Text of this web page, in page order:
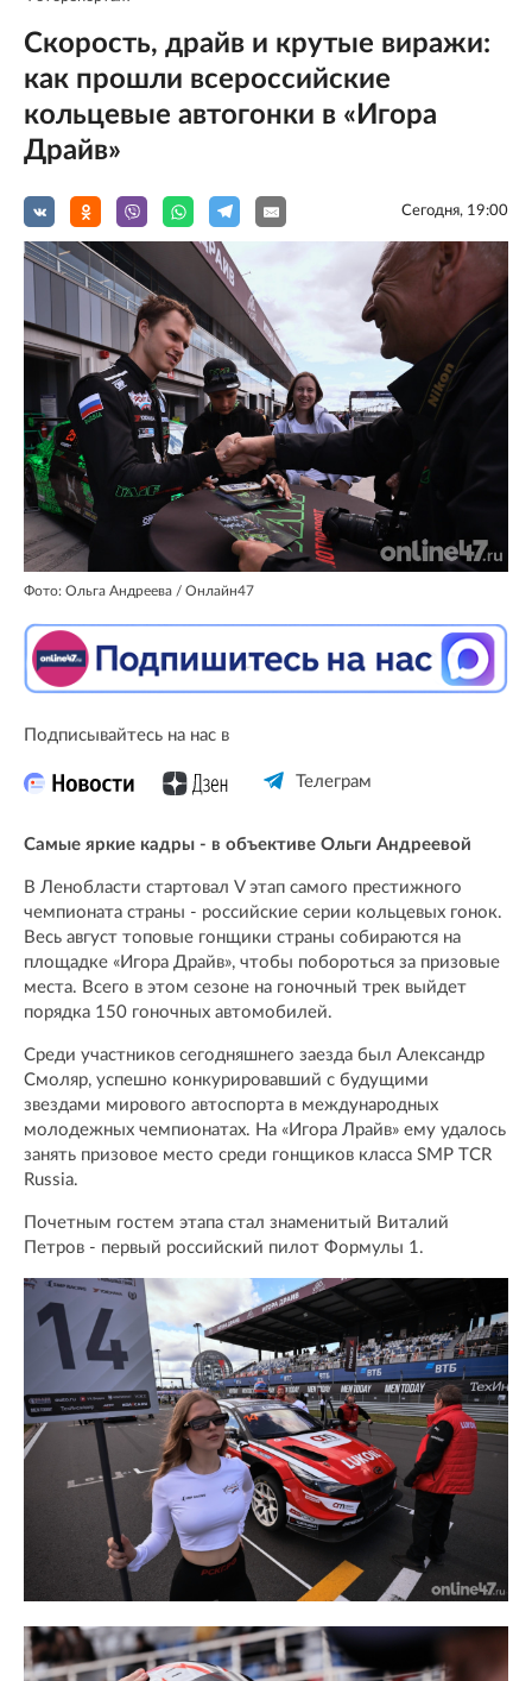
Скорость, драйв и крутые виражи:
как прошли всероссийские
кольцевые автогонки в «Игора
Драйв»
Сегодня, 19:00
Фото: Ольга Андреева / Онлайн47
Подписывайтесь на нас в
Телеграм
Самые яркие кадры - в объективе Ольги Андреевой
В Ленобласти стартовал V этап самого престижного
чемпионата страны - российские серии кольцевых гонок.
Весь август топовые гонщики страны собираются на
площадке «Игора Драйв», чтобы побороться за призовые
места. Всего в этом сезоне на гоночный трек выйдет
порядка 150 гоночных автомобилей.
Среди участников сегодняшнего заезда был Александр
Смоляр, успешно конкурировавший с будущими
звездами мирового автоспорта в международных
молодежных чемпионатах. На «Игора Лрайв» ему удалось
занять призовое место среди гонщиков класса SMP TCR
Russia.
Почетным гостем этапа стал знаменитый Виталий
Петров - первый российский пилот Формулы 1.